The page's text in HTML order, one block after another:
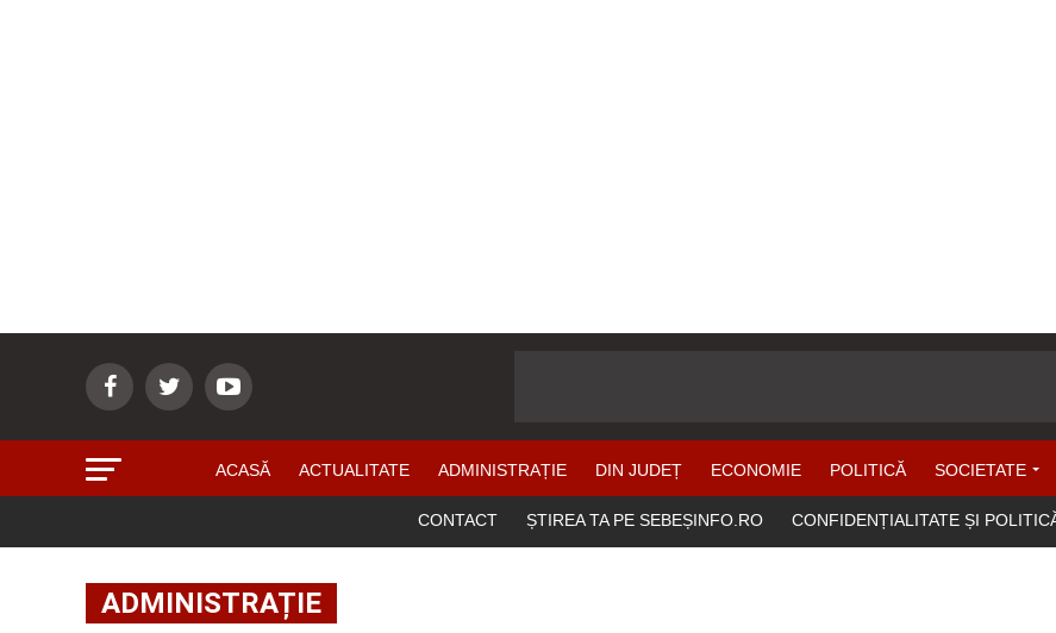
ACASĂ ACTUALITATE ADMINISTRAȚIE DIN JUDEȚ ECONOMIE POLITICĂ SOCIETATE
CONTACT ȘTIREA TA PE SEBEȘINFO.RO CONFIDENȚIALITATE ȘI
ADMINISTRAȚIE